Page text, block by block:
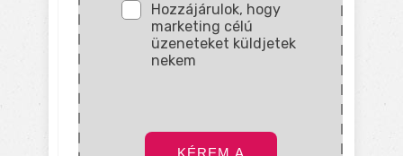
Hozzájárulok, hogy
marketing célú
üzeneteket küldjetek
nekem
KÉREM A